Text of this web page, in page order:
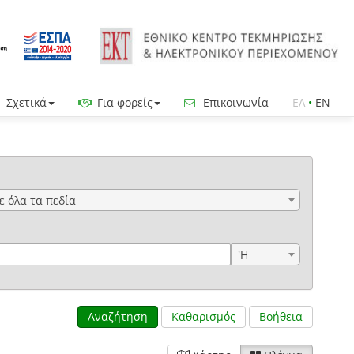
Σχετικά Για φορείς Επικοινωνία ΕΛ • EN
όλα τα πεδία
'Η
Αναζήτηση Καθαρισμός Βοήθεια